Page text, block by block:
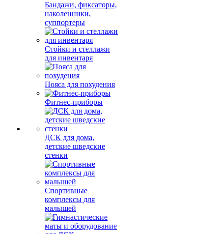
Бандажи, фиксаторы,
наколенники,
суппортеры
Стойки и стеллажи
для инвентаря
Пояса для похудения
Фитнес-приборы
ДСК для дома,
детские шведские
стенки
Спортивные
комплексы для
малышей